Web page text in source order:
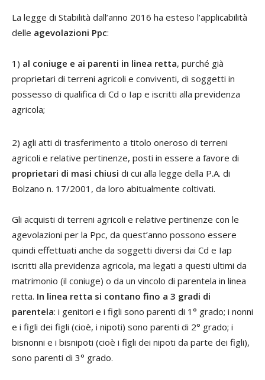
La legge di Stabilità dall’anno 2016 ha esteso l’applicabilità
delle agevolazioni Ppc:
1) al coniuge e ai parenti in linea retta, purché già
proprietari di terreni agricoli e conviventi, di soggetti in
possesso di qualifica di Cd o Iap e iscritti alla previdenza
agricola;
2) agli atti di trasferimento a titolo oneroso di terreni
agricoli e relative pertinenze, posti in essere a favore di
proprietari di masi chiusi di cui alla legge della P.A. di
Bolzano n. 17/2001, da loro abitualmente coltivati.
Gli acquisti di terreni agricoli e relative pertinenze con le
agevolazioni per la Ppc, da quest’anno possono essere
quindi effettuati anche da soggetti diversi dai Cd e Iap
iscritti alla previdenza agricola, ma legati a questi ultimi da
matrimonio (il coniuge) o da un vincolo di parentela in linea
retta. In linea retta si contano fino a 3 gradi di
parentela: i genitori e i figli sono parenti di 1° grado; i nonni
e i figli dei figli (cioè, i nipoti) sono parenti di 2° grado; i
bisnonni e i bisnipoti (cioè i figli dei nipoti da parte dei figli),
sono parenti di 3° grado.